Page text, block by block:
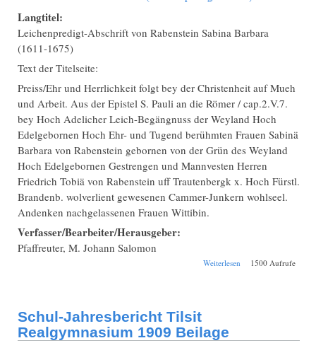
Langtitel:
Leichenpredigt-Abschrift von Rabenstein Sabina Barbara
(1611-1675)
Text der Titelseite:
Preiss/Ehr und Herrlichkeit folgt bey der Christenheit auf Mueh
und Arbeit. Aus der Epistel S. Pauli an die Römer / cap.2.V.7.
bey Hoch Adelicher Leich-Begängnuss der Weyland Hoch
Edelgebornen Hoch Ehr- und Tugend berühmten Frauen Sabinä
Barbara von Rabenstein gebornen von der Grün des Weyland
Hoch Edelgebornen Gestrengen und Mannvesten Herren
Friedrich Tobiä von Rabenstein uff Trautenbergk x. Hoch Fürstl.
Brandenb. wolverlient gewesenen Cammer-Junkern wohlseel.
Andenken nachgelassenen Frauen Wittibin.
Verfasser/Bearbeiter/Herausgeber:
Pfaffreuter, M. Johann Salomon
Weiterlesen über1500 Aufrufe
Schul-Jahresbericht Tilsit
Realgymnasium 1909 Beilage